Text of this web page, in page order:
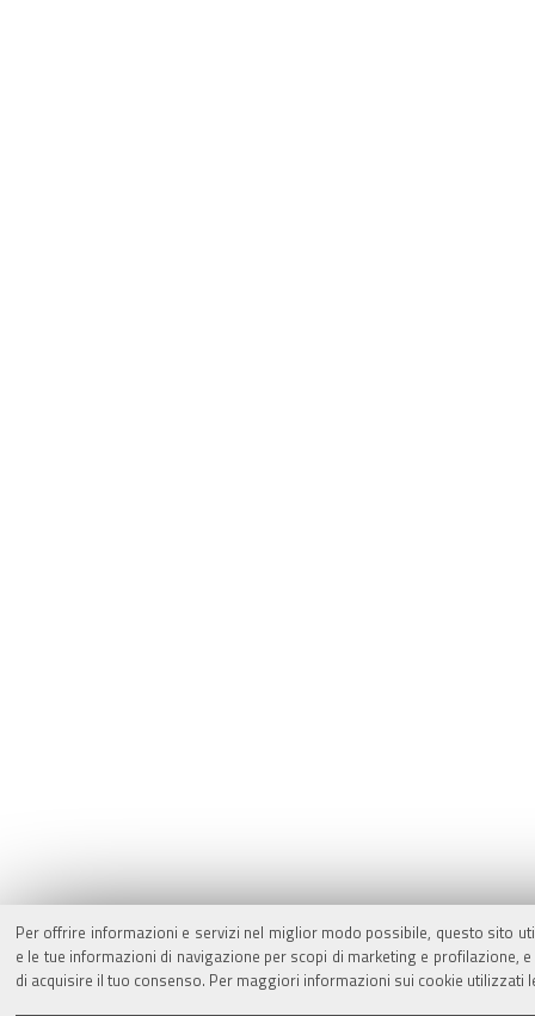
Per offrire informazioni e servizi nel miglior modo possibile, questo sito
e le tue informazioni di navigazione per scopi di marketing e
di acquisire il tuo consenso. Per maggiori informazioni sui cookie utilizzati